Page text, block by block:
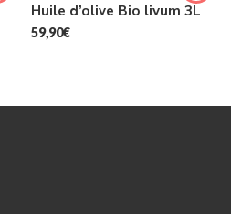
Huile d’olive Bio livum 3L
59,90€